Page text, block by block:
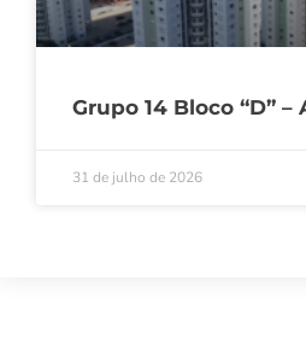
Grupo 14 Bloco “D” –
31 de julho de 2026